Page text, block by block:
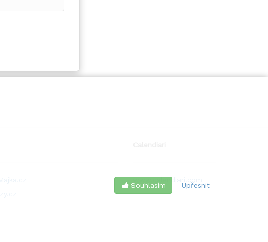
www.calendiari.com
Souhlasím Upřesnit